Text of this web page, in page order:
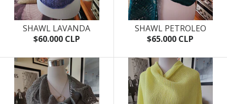
SHAWL LAVANDA
$60.000 CLP
SHAWL PETROLEO
$65.000 CLP